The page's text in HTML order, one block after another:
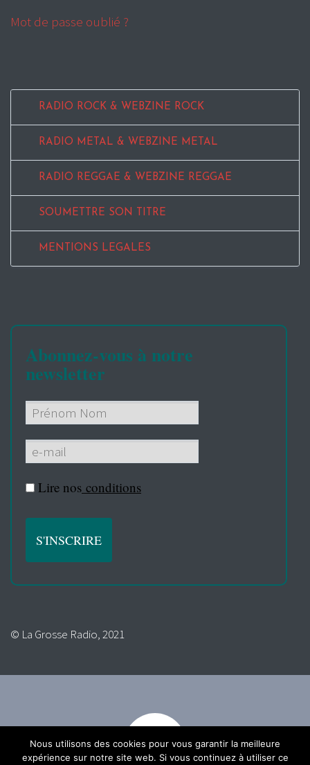
Mot de passe oublié ?
RADIO ROCK & WEBZINE ROCK
RADIO METAL & WEBZINE METAL
RADIO REGGAE & WEBZINE REGGAE
SOUMETTRE SON TITRE
MENTIONS LEGALES
Abonnez-vous à notre
newsletter
Lire nos conditions
© La Grosse Radio, 2021
Nous utilisons des cookies pour vous garantir la meilleure
expérience sur notre site web. Si vous continuez à utiliser ce